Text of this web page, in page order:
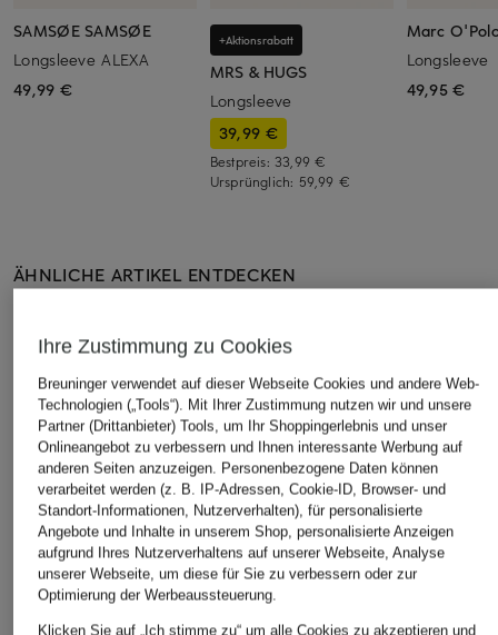
SAMSØE SAMSØE
Longsleeve ALEXA
49,99 €
+Aktionsrabatt
MRS & HUGS
Longsleeve
39,99 €
Bestpreis: 33,99 €
Ursprünglich: 59,99 €
Marc
Longsleeve
49,95 €
ÄHNLICHE ARTIKEL ENTDECKEN
Ihre Zustimmung zu Cookies
Breuninger verwendet auf dieser Webseite Cookies und andere Web-
Technologien („Tools“). Mit Ihrer Zustimmung nutzen wir und unsere
Partner (Drittanbieter) Tools, um Ihr Shoppingerlebnis und unser
Onlineangebot zu verbessern und Ihnen interessante Werbung auf
anderen Seiten anzuzeigen. Personenbezogene Daten können
verarbeitet werden (z. B. IP-Adressen, Cookie-ID, Browser- und
Standort-Informationen, Nutzerverhalten), für personalisierte
Angebote und Inhalte in unserem Shop, personalisierte Anzeigen
aufgrund Ihres Nutzerverhaltens auf unserer Webseite, Analyse
unserer Webseite, um diese für Sie zu verbessern oder zur
Optimierung der Werbeaussteuerung.
Klicken Sie auf „Ich stimme zu“ um alle Cookies zu akzeptieren und